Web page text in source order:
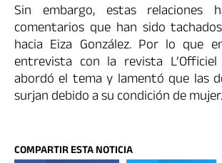
Sin embargo, estas relaciones
comentarios que han sido
hacia Eiza González. Por lo que
entrevista con la revista
abordó el tema y lamentó que las
surjan debido a su condición de mujer.
COMPARTIR ESTA NOTICIA